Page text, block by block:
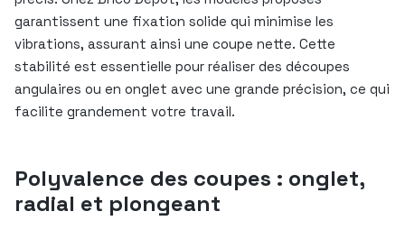
garantissent une fixation solide qui minimise les
vibrations, assurant ainsi une coupe nette. Cette
stabilité est essentielle pour réaliser des découpes
angulaires ou en onglet avec une grande précision, ce qui
facilite grandement votre travail.
Polyvalence des coupes : onglet,
radial et plongeant